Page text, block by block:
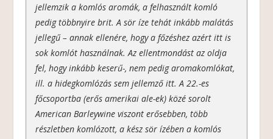
jellemzik a komlós aromák, a felhasznált komló
pedig többnyire brit. A sör íze tehát inkább malátás
jellegű – annak ellenére, hogy a főzéshez azért itt is
sok komlót használnak. Az ellentmondást az oldja
fel, hogy inkább keserű-, nem pedig aromakomlókat,
ill. a hidegkomlózás sem jellemző itt. A 22.-es
főcsoportba (erős amerikai ale-ek) közé sorolt
American Barleywine viszont erősebben, több
részletben komlózott, a kész sör ízében a komlós